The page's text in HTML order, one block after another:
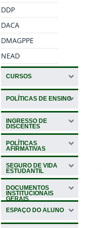
DDP
DACA
DMAGPPE
NEAD
CURSOS
POLÍTICAS DE ENSINO
INGRESSO DE
DISCENTES
POLÍTICAS
AFIRMATIVAS
SEGURO DE VIDA
ESTUDANTIL
DOCUMENTOS
INSTITUCIONAIS
GERAIS
ESPAÇO DO ALUNO